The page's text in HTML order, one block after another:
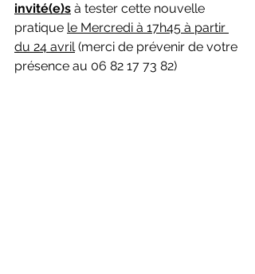
invité(e)s à tester cette nouvelle
pratique le Mercredi à 17h45 à partir
du 24 avril (merci de prévenir de votre
présence au 06 82 17 73 82)